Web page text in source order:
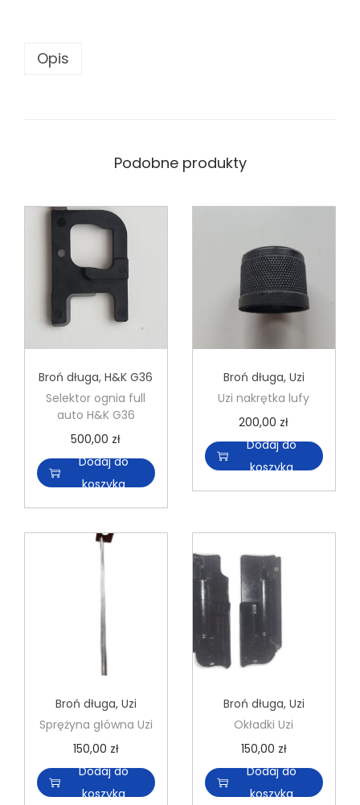
Opis
Podobne produkty
Broń długa,H&K G36
Selektor ognia full
auto H&K G36
500,00 zł
Dodaj do
koszyka
Broń długa, Uzi
Uzi nakrętka lufy
200,00 zł
Dodaj do
koszyka
Broń długa, Uzi
Sprężyna główna Uzi
150,00 zł
Dodaj do
koszyka
Broń długa, Uzi
Okładki Uzi
150,00 zł
Dodaj do
koszyka